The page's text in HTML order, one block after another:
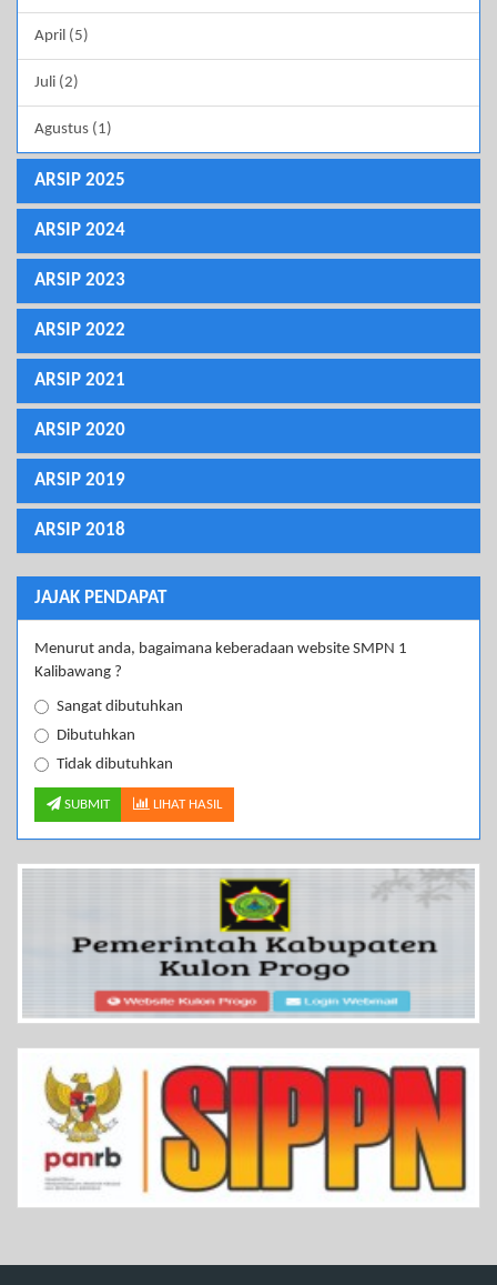
April (5)
Juli (2)
Agustus (1)
ARSIP 2025
ARSIP 2024
ARSIP 2023
ARSIP 2022
ARSIP 2021
ARSIP 2020
ARSIP 2019
ARSIP 2018
JAJAK PENDAPAT
Menurut anda, bagaimana keberadaan website SMPN 1
Kalibawang ?
Sangat dibutuhkan
Dibutuhkan
Tidak dibutuhkan
SUBMIT LIHAT HASIL